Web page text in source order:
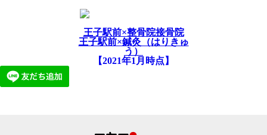
王子駅前×整骨院接骨院
王子駅前×鍼灸（はりきゅ
う）
【2021年1月時点】